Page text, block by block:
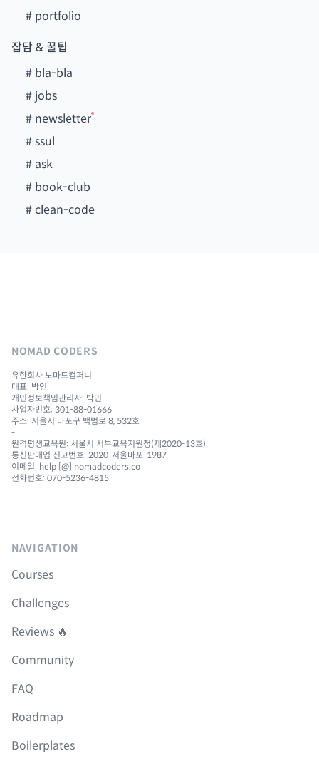
# portfolio
잡담 & 꿀팁
# bla-bla
# jobs
# newsletter
#ssul
# ask
# book-club
#clean-code
NOMAD CODERS
유한회사 노마드컴퍼니
대표: 박인
개인정보책임관리자: 박인
사업자번호: 301-88-01666
주소: 서울시 마포구 백범로 8, 532호
-
원격평생교육원: 서울시 서부교육지원청(제2020-13호)
통신판매업 신고번호: 2020-서울마포-1987
이메일: help [@] nomadcoders.co
전화번호: 070-5236-4815
NAVIGATION
Courses
Challenges
Reviews 🔥
Community
FAQ
Roadmap
Boilerplates